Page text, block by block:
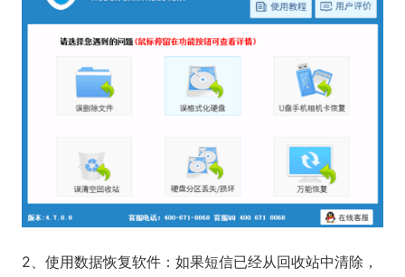
2、使用数据恢复软件：如果短信已经从回收站中清除，